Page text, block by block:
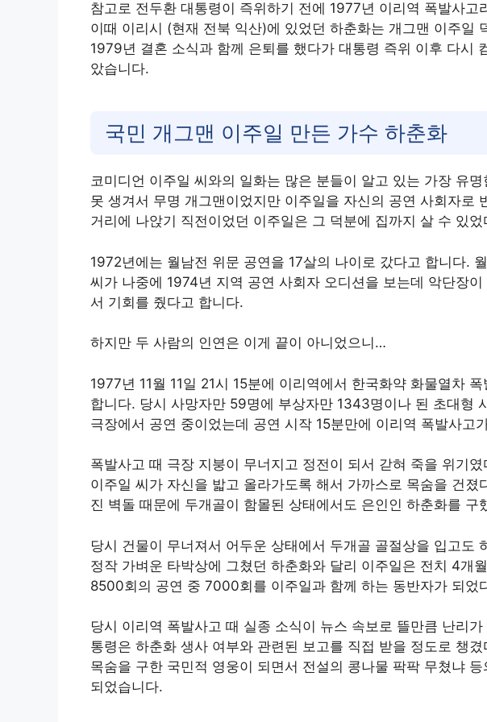
참고로 전두환 대통령이 즉위하기 전에 1977년 이리역 폭발사고
이때 이리시 (현재 전북 익산)에 있었던 하춘화는 개그맨 이주일
1979년 결혼 소식과 함께 은퇴를 했다가 대통령 즉위 이후 다시
았습니다.
국민 개그맨 이주일 만든 가수 하춘화
코미디언 이주일 씨와의 일화는 많은 분들이 알고 있는 가장 유
못 생겨서 무명 개그맨이었지만 이주일을 자신의 공연 사회자로
거리에 나앉기 직전이었던 이주일은 그 덕분에 집까지 살 수 있었
1972년에는 월남전 위문 공연을 17살의 나이로 갔다고 합니다.
씨가 나중에 1974년 지역 공연 사회자 오디션을 보는데 악단장
서 기회를 줬다고 합니다.
하지만 두 사람의 인연은 이게 끝이 아니었으니…
1977년 11월 11일 21시 15분에 이리역에서 한국화약 화물열차
합니다. 당시 사망자만 59명에 부상자만 1343명이나 된 초대형
극장에서 공연 중이었는데 공연 시작 15분만에 이리역 폭발사고
폭발사고 때 극장 지붕이 무너지고 정전이 되서 갇혀 죽을 위기
이주일 씨가 자신을 밟고 올라가도록 해서 가까스로 목숨을 건졌
진 벽돌 때문에 두개골이 함몰된 상태에서도 은인인 하춘화를 구
당시 건물이 무너져서 어두운 상태에서 두개골 골절상을 입고도
정작 가벼운 타박상에 그쳤던 하춘화와 달리 이주일은 전치 4개
8500회의 공연 중 7000회를 이주일과 함께 하는 동반자가 되었
당시 이리역 폭발사고 때 실종 소식이 뉴스 속보로 뜰만큼 난리
통령은 하춘화 생사 여부와 관련된 보고를 직접 받을 정도로 챙
목숨을 구한 국민적 영웅이 되면서 전설의 콩나물 팍팍 무쳤냐
되었습니다.